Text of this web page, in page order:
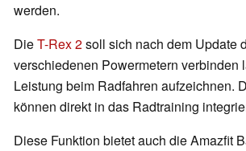
werden.
DieT-Rex 2soll sich nach dem Update
verschiedenen Powermetern verbinden
Leistung beim Radfahren aufzeichnen.
können direkt in das Radtraining
Diese Funktion bietet auch die Amazfit